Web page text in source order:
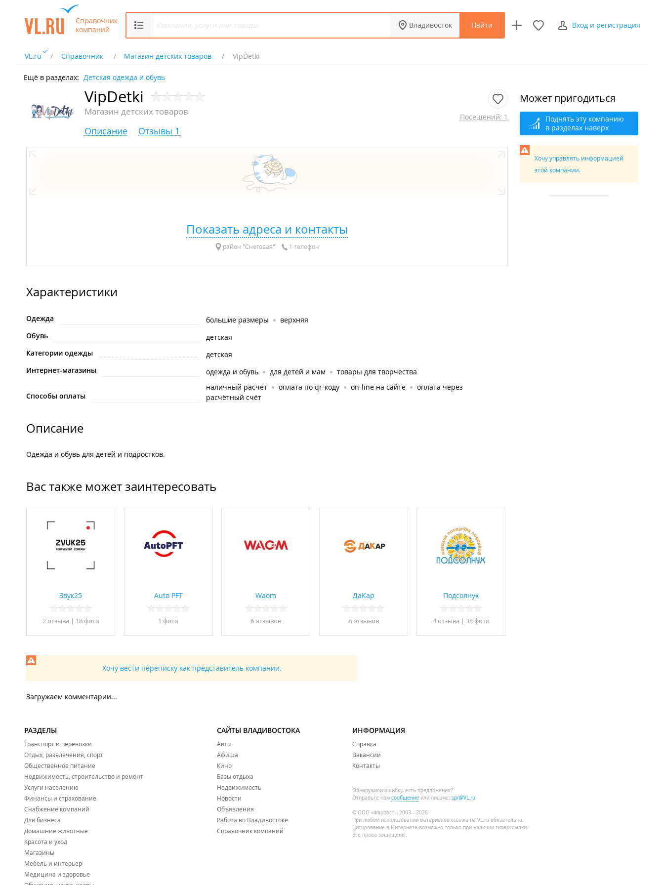
Справочник
компаний
Владивосток Найти Вход и регистрация
VL.ru Справочник Магазин детских товаров VipDetki
Ещё в разделах: Детская одежда и обувь
VipDetki
Магазин детских товаров Посещений: 1
Описание Отзывы 1
Показать адреса и контакты
район "Снеговая" 1 телефон
Характеристики
Одежда большие размеры
верхняя
Обувь
детская
Категории одежды
детская
Интернет-магазины
одежда и обувь для детей и мам товары для творчества
Способы оплаты
наличный расчёт оплата по qr-коду on-line на сайте
оплата через
расчётный счёт
Описание
Одежда и обувь для детей и подростков.
Вас также может заинтересовать
Звук25
2 отзывa | 18 фото
Auto PFT
1 фото
Waom
6 отзывов
ДаКар
8 отзывов
Подсолнух
4 отзывa | 38 фото
Хочу вести переписку как представитель компании.
Загружаем комментарии...
Может пригодиться
Поднять эту компанию
в разделах наверх
Хочу управлять информацией
этой компании.
РАЗДЕЛЫ
Транспорт и перевозки
Отдых, развлечения, спорт
Общественное питание
Недвижимость, строительство и ремонт
Услуги населению
Финансы и страхование
Снабжение компаний
Для бизнеса
Домашние животные
Красота и уход
Магазины
Мебель и интерьер
Медицина и здоровье
САЙТЫ ВЛАДИВОСТОКА
Авто
Афиша
Кино
Базы отдыха
Недвижимость
Новости
Объявления
Работа во Владивостоке
Справочник компаний
ИНФОРМАЦИЯ
Справка
Вакансии
Контакты
Обнаружили ошибку, есть предложения?
Отправьте нам сообщение или письмо: spr@VL.ru
© ООО «Фарпост», 2003—2026
При любом использовании материалов ссылка на VL.ru обязательна.
Цитирование в Интернете возможно только при наличии гиперссылки.
Все права защищены.